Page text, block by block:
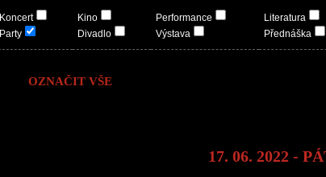
Koncert
Party
Kino
Divadlo
Performance
Výstava
Literatura
Přednáška
OZNAČIT VŠE
17. 06. 2022 -